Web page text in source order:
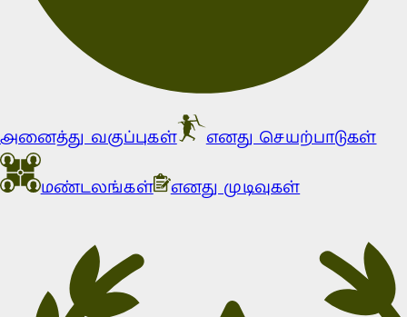
அனைத்து வகுப்புகள்
எனது செயற்பாடுகள்
மண்டலங்கள்
எனது முடிவுகள்